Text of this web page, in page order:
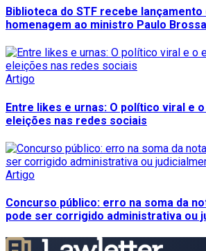
Biblioteca do STF recebe
homenagem ao ministro Paulo
Artigo
Entre likes e urnas: O político viral e
eleições nas redes sociais
Artigo
Concurso público: erro na soma da
pode ser corrigido administrativa ou